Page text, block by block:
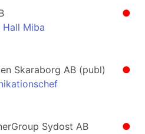
●
Hall Miba
●
Skaraborg AB (publ)
●
Sydost AB